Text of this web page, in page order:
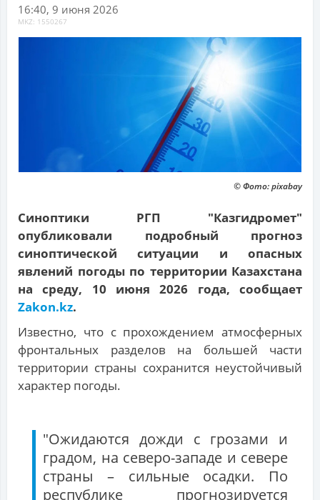
16:40, 9 июня 2026
MKZ: 1550267
© Фото: pixabay
Синоптики РГП "Казгидромет"
опубликовали подробный прогноз
синоптической ситуации и опасных
явлений погоды по территории Казахстана
на среду, 10 июня 2026 года, сообщает
Zakon.kz.
Известно, что с прохождением атмосферных
фронтальных разделов на большей части
территории страны сохранится неустойчивый
характер погоды.
"Ожидаются дожди с грозами и
градом, на северо-западе и севере
страны – сильные осадки. По
республике прогнозируется